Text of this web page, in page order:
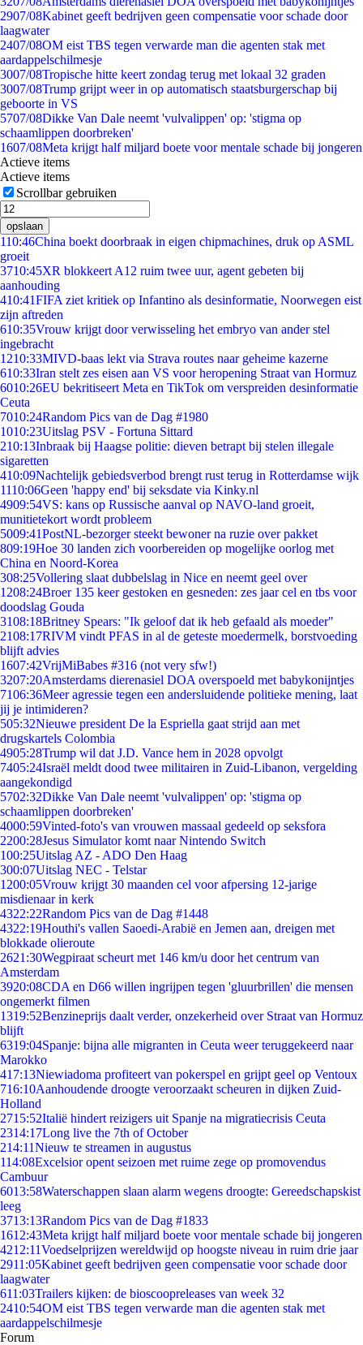
2907/08Kabinet geeft bedrijven geen compensatie voor schade door
laagwater
2407/08OM eist TBS tegen verwarde man die agenten stak met
aardappelschilmesje
3007/08Tropische hitte keert zondag terug met lokaal 32 graden
3007/08Trump grijpt weer in op automatisch staatsburgerschap bij
geboorte in VS
5707/08Dikke Van Dale neemt 'vulvalippen' op: 'stigma op
schaamlippen doorbreken'
1607/08Meta krijgt half miljard boete voor mentale schade bij jongeren
Actieve items
Actieve items
Scrollbar gebruiken
opslaan
110:46China boekt doorbraak in eigen chipmachines, druk op ASML
groeit
3710:45XR blokkeert A12 ruim twee uur, agent gebeten bij
aanhouding
410:41FIFA ziet kritiek op Infantino als desinformatie, Noorwegen eist
zijn aftreden
610:35Vrouw krijgt door verwisseling het embryo van ander stel
ingebracht
1210:33MIVD-baas lekt via Strava routes naar geheime kazerne
610:33Iran stelt zes eisen aan VS voor heropening Straat van Hormuz
6010:26EU bekritiseert Meta en TikTok om verspreiden desinformatie
Ceuta
7010:24Random Pics van de Dag #1980
1010:23Uitslag PSV - Fortuna Sittard
210:13Inbraak bij Haagse politie: dieven betrapt bij stelen illegale
sigaretten
410:09Nachtelijk gebiedsverbod brengt rust terug in Rotterdamse wijk
1110:06Geen 'happy end' bij seksdate via Kinky.nl
4909:54VS: kans op Russische aanval op NAVO-land groeit,
munitietekort wordt probleem
5009:41PostNL-bezorger steekt bewoner na ruzie over pakket
809:19Hoe 30 landen zich voorbereiden op mogelijke oorlog met
China en Noord-Korea
308:25Vollering slaat dubbelslag in Nice en neemt geel over
1208:24Broer 135 keer gestoken en gesneden: zes jaar cel en tbs voor
doodslag Gouda
3108:18Britney Spears: "Ik geloof dat ik heb gefaald als moeder"
2108:17RIVM vindt PFAS in al de geteste moedermelk, borstvoeding
blijft advies
1607:42VrijMiBabes #316 (not very sfw!)
3207:20Amsterdams dierenasiel DOA overspoeld met babykonijntjes
7106:36Meer agressie tegen een andersluidende politieke mening, laat
jij je intimideren?
505:32Nieuwe president De la Espriella gaat strijd aan met
drugskartels Colombia
4905:28Trump wil dat J.D. Vance hem in 2028 opvolgt
7405:24Israël meldt dood twee militairen in Zuid-Libanon, vergelding
aangekondigd
5702:32Dikke Van Dale neemt 'vulvalippen' op: 'stigma op
schaamlippen doorbreken'
4000:59Vinted-foto's van vrouwen massaal gedeeld op seksfora
2200:28Jesus Simulator komt naar Nintendo Switch
100:25Uitslag AZ - ADO Den Haag
300:07Uitslag NEC - Telstar
1200:05Vrouw krijgt 30 maanden cel voor afpersing 12-jarige
misdienaar in kerk
4322:22Random Pics van de Dag #1448
4322:19Houthi's vallen Saoedi-Arabië en Jemen aan, dreigen met
blokkade olieroute
2621:30Wegpiraat scheurt met 146 km/u door het centrum van
Amsterdam
3920:08CDA en D66 willen ingrijpen tegen 'gluurbrillen' die mensen
ongemerkt filmen
1319:52Benzineprijs daalt verder, onzekerheid over Straat van Hormuz
blijft
6319:04Spanje: bijna alle migranten in Ceuta weer teruggekeerd naar
Marokko
417:13Niewiadoma profiteert van pokerspel en grijpt geel op Ventoux
716:10Aanhoudende droogte veroorzaakt scheuren in dijken Zuid-
Holland
2715:52Italië hindert reizigers uit Spanje na migratiecrisis Ceuta
2314:17Long live the 7th of October
214:11Nieuw te streamen in augustus
114:08Excelsior opent seizoen met ruime zege op promovendus
Cambuur
6013:58Waterschappen slaan alarm wegens droogte: Gereedschapskist
leeg
3713:13Random Pics van de Dag #1833
1612:43Meta krijgt half miljard boete voor mentale schade bij jongeren
4212:11Voedselprijzen wereldwijd op hoogste niveau in ruim drie jaar
2911:05Kabinet geeft bedrijven geen compensatie voor schade door
laagwater
611:03Trailers kijken: de bioscoopreleases van week 32
2410:54OM eist TBS tegen verwarde man die agenten stak met
aardappelschilmesje
Forum